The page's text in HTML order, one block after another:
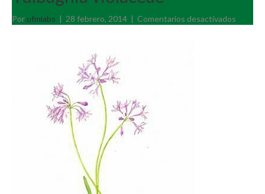
Por ufmlabs | 28 febrero, 2014 | Comentarios desactivados